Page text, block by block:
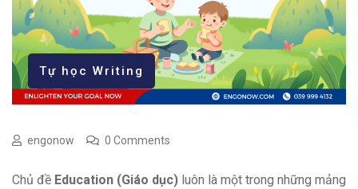
Tự học Writing
engonow 0 Comments
Chủ đề Education (Giáo dục) luôn là một trong những mảng